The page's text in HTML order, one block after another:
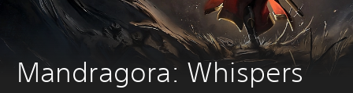
Mandragora: Whispers